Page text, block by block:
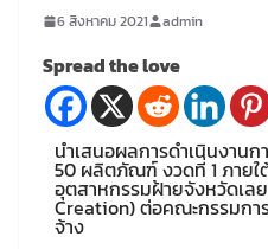
6 สิงหาคม 2021 admin
Spread the love
นำเสนอผลการดำเนินงา
50 ผลิตภัณฑ์ งวดที่ 1 ภาย
อุตสาหกรรมฝ้ายจังหวัดเล
Creation) ต่อคณะกรรมกา
จ้าง